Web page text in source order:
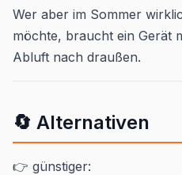
Wer aber im Sommer
möchte, braucht ein Gerät
Abluft nach draußen.
🔄 Alternativen
👉 günstiger: